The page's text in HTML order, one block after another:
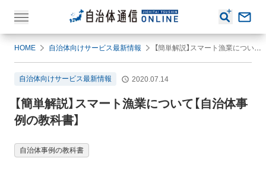
HOME 自治体向けサービス最新情報 【簡単解説】スマート漁業について【自治体事例の教科書】
自治体向けサービス最新情報 2020.07.14
【簡単解説】スマート漁業について【自治体事
例の教科書】
自治体事例の教科書